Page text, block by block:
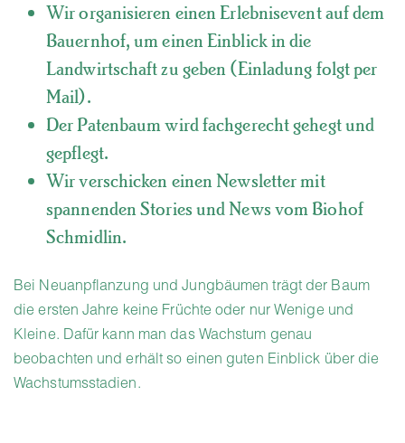
Wir organisieren einen Erlebnisevent auf dem
Bauernhof, um einen Einblick in die
Landwirtschaft zu geben (Einladung folgt per
Mail).
Der Patenbaum wird fachgerecht gehegt und
gepflegt.
Wir verschicken einen Newsletter mit
spannenden Stories und News vom Biohof
Schmidlin.
Bei Neuanpflanzung und Jungbäumen trägt der Baum
die ersten Jahre keine Früchte oder nur Wenige und
Kleine. Dafür kann man das Wachstum genau
beobachten und erhält so einen guten Einblick über die
Wachstumsstadien.